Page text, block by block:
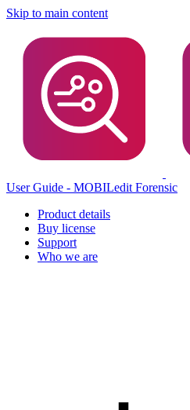
Skip to main content
User Guide - MOBILedit Forensic
Product details
Buy license
Support
Who we are